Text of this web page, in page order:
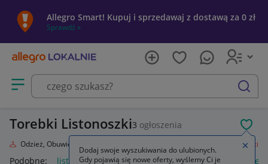
Allegro Smart! Kupuj i sprzedawaj z dostawą za 0 zł
Sprawdź »
Otwórz menu z kategoriami
szukaj
Torebki Listonoszki3 ogłoszenia
Odzież, Obuwie, Dodatki Listonoszki
Podobne: listonoszki damskie torebki listonoszki damskie
Dodaj swoje wyszukiwania do ulubionych.
Gdy pojawią się nowe oferty, wyślemy Ci je